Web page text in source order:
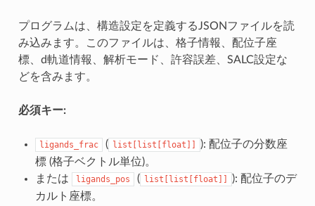
プログラムは、構造設定を定義するJSONファイルを読
み込みます。このファイルは、格子情報、配位子座
標、d軌道情報、解析モード、許容誤差、SALC設定な
どを含みます。
必須キー:
ligands_frac ( list[list[float]]
): 配位子の分数座
標 (格子ベクトル単位)。
または
ligands_pos ( list[list[float]]
): 配位子のデ
カルト座標。